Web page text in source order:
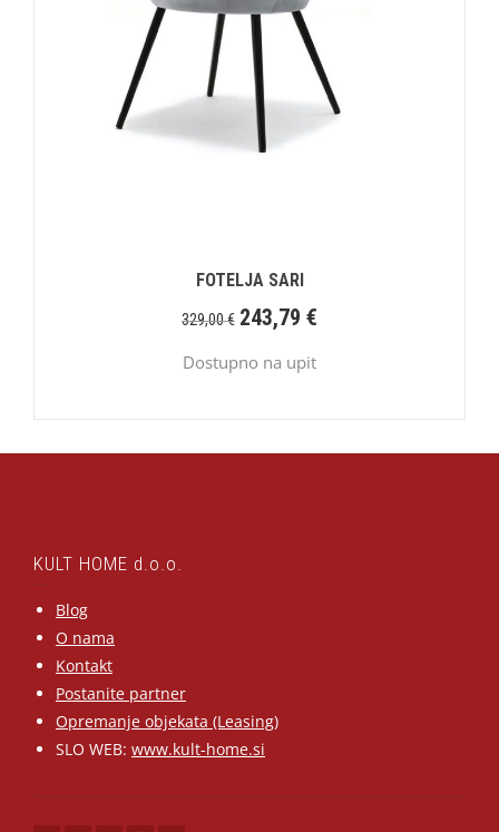
FOTELJA SARI
329,00€ 243,79 €
Dostupno na upit
KULT HOME d.o.o.
Blog
O nama
Kontakt
Postanite partner
Opremanje objekata (Leasing)
SLO WEB: www.kult-home.si